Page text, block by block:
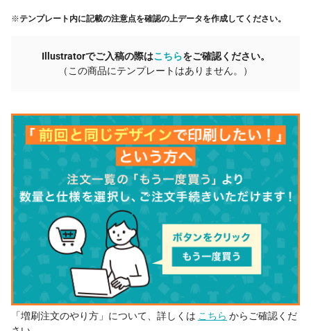
※テンプレート内に記載の注意点を確認の上データを作成してください。
Illustratorでご入稿の際はこちらをご確認ください。
（この商品にテンプレートはありません。）
「増刷注文のやり方」について、詳しくは こちら からご確認くだ